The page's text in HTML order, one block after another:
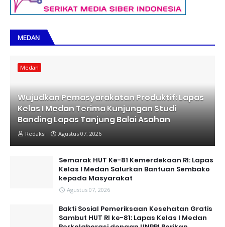
MEDAN
Medan
Wujudkan Pemasyarakatan Produktif: Lapas
Kelas I Medan Terima Kunjungan Studi
Banding Lapas Tanjung Balai Asahan
Redaksi Agustus 07, 2026
Semarak HUT Ke-81 Kemerdekaan RI: Lapas
Kelas I Medan Salurkan Bantuan Sembako
kepada Masyarakat
Agustus 07, 2026
Bakti Sosial Pemeriksaan Kesehatan Gratis
Sambut HUT RI ke-81: Lapas Kelas I Medan